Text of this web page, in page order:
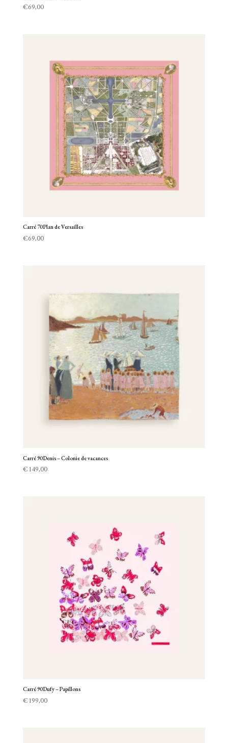
€69,00
Carré 70 Plan de Versailles
€69,00
Carré 90 Denis – Colonie de vacances
€149,00
Carré 90 Dufy – Papillons
€199,00